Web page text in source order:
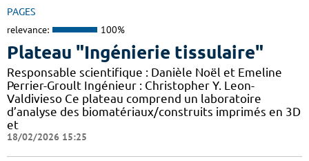
PAGES
relevance: 100%
Plateau "Ingénierie tissulaire"
Responsable scientifique : Danièle Noël et Emeline
Perrier-Groult Ingénieur : Christopher Y. Leon-
Valdivieso Ce plateau comprend un laboratoire
d’analyse des biomatériaux/construits imprimés en 3D
et
18/02/2026 15:25